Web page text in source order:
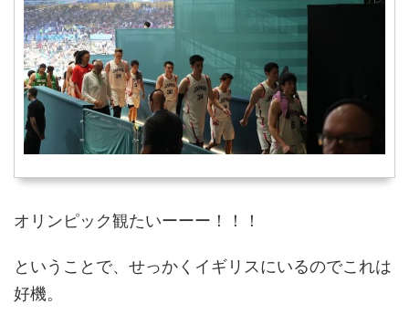
オリンピック観たいーーー！！！
ということで、せっかくイギリスにいるのでこれは
好機。